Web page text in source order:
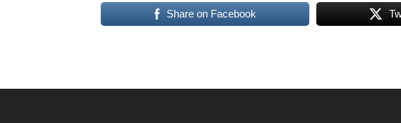
Share on Facebook